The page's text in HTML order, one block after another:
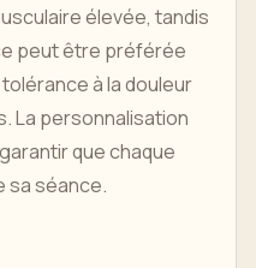
élevée, tandis
peut être préférée
à la douleur
La personnalisation
que chaque
sa séance.